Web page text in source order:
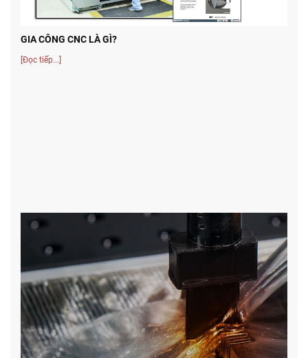
GIA CÔNG CNC LÀ GÌ?
[Đọc tiếp...]